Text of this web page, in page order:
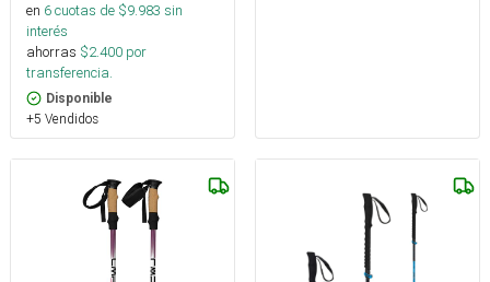
en 6cuotas de $9.983 sin
interés
ahorras $2.400 por
transferencia.
Disponible
+5 Vendidos